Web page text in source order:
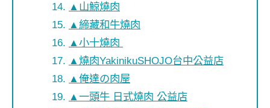
▲山鯨燒肉
▲締藏和牛燒肉
▲小十燒肉
▲燒肉YakinikuSHOJO台中公益店
▲俺達の肉屋
▲一頭牛 日式燒肉 公益店